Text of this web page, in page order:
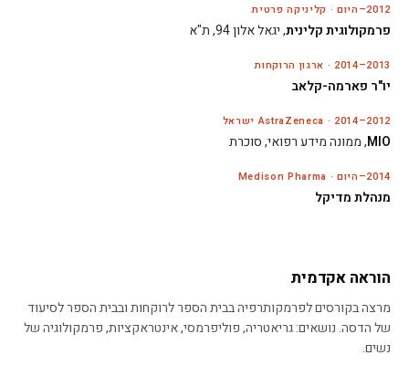
2012–היום · קליניקה פרטית
פרמקולוגית קלינית, יגאל אלון 94, ת"א
2013–2014 · ארגון הרוקחות
יו"ר פארמה-קלאב
2012–2014 · AstraZeneca ישראל
MIO, ממונה מידע רפואי, סוכרת
2014–היום · Medison Pharma
מנהלת מדיקל
הוראה אקדמית
מרצה בקורסים לפרמקותרפיה בבית הספר לרוקחות ובבית הספר לסיעוד
של הדסה. נושאים: גריאטריה, פוליפרמסי, אינטראקציות, פרמקולוגיה של
נשים.